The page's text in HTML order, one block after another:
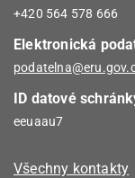
+420 564 578 666
Elektronická
ID datové
eeuaau7
Všechny kontakty